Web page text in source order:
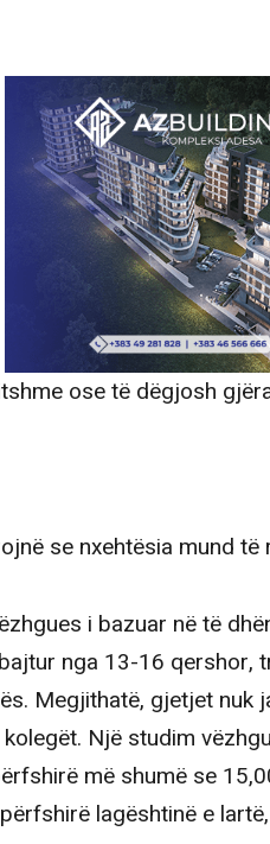
ose të dëgjosh
se nxehtësia mund të
i bazuar në të
nga 13-16 qershor,
Megjithatë, gjetjet nuk
Një studim
më shumë se
lagështinë e